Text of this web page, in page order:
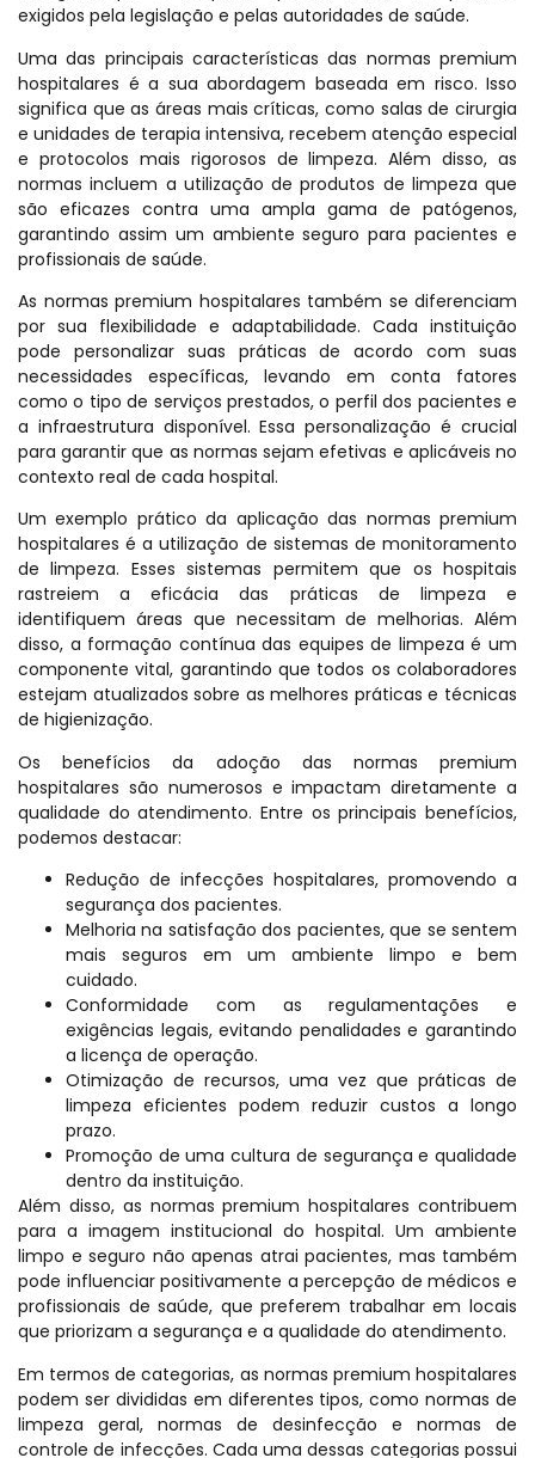
exigidos pela legislação e pelas autoridades de saúde.
Uma das principais características das normas premium
hospitalares é a sua abordagem baseada em risco. Isso
significa que as áreas mais críticas, como salas de cirurgia
e unidades de terapia intensiva, recebem atenção especial
e protocolos mais rigorosos de limpeza. Além disso, as
normas incluem a utilização de produtos de limpeza que
são eficazes contra uma ampla gama de patógenos,
garantindo assim um ambiente seguro para pacientes e
profissionais de saúde.
As normas premium hospitalares também se diferenciam
por sua flexibilidade e adaptabilidade. Cada instituição
pode personalizar suas práticas de acordo com suas
necessidades específicas, levando em conta fatores
como o tipo de serviços prestados, o perfil dos pacientes e
a infraestrutura disponível. Essa personalização é crucial
para garantir que as normas sejam efetivas e aplicáveis no
contexto real de cada hospital.
Um exemplo prático da aplicação das normas premium
hospitalares é a utilização de sistemas de monitoramento
de limpeza. Esses sistemas permitem que os hospitais
rastreiem a eficácia das práticas de limpeza e
identifiquem áreas que necessitam de melhorias. Além
disso, a formação contínua das equipes de limpeza é um
componente vital, garantindo que todos os colaboradores
estejam atualizados sobre as melhores práticas e técnicas
de higienização.
Os benefícios da adoção das normas premium
hospitalares são numerosos e impactam diretamente a
qualidade do atendimento. Entre os principais benefícios,
podemos destacar:
Redução de infecções hospitalares, promovendo a
segurança dos pacientes.
Melhoria na satisfação dos pacientes, que se sentem
mais seguros em um ambiente limpo e bem
cuidado.
Conformidade com as regulamentações e
exigências legais, evitando penalidades e garantindo
a licença de operação.
Otimização de recursos, uma vez que práticas de
limpeza eficientes podem reduzir custos a longo
prazo.
Promoção de uma cultura de segurança e qualidade
dentro da instituição.
Além disso, as normas premium hospitalares contribuem
para a imagem institucional do hospital. Um ambiente
limpo e seguro não apenas atrai pacientes, mas também
pode influenciar positivamente a percepção de médicos e
profissionais de saúde, que preferem trabalhar em locais
que priorizam a segurança e a qualidade do atendimento.
Em termos de categorias, as normas premium hospitalares
podem ser divididas em diferentes tipos, como normas de
limpeza geral, normas de desinfecção e normas de
controle de infecções. Cada uma dessas categorias possui